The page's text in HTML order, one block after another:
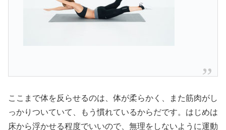
ここまで体を反らせるのは、体が柔らかく、また筋肉がし
っかりついていて、もう慣れているからだです。はじめは
床から浮かせる程度でいいので、無理をしないように運動